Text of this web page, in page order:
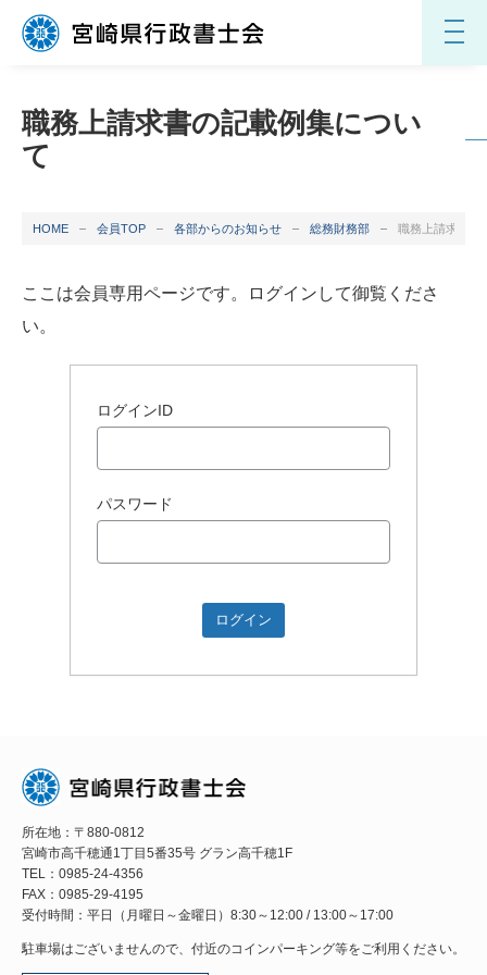
職務上請求書の記載例集につい
て
HOME 会員TOP 各部からのお知らせ 総務財務部 職務上請求書の
ここは会員専用ページです。ログインして御覧くださ
い。
ログインID
パスワード
所在地：〒880-0812
宮崎市高千穂通1丁目5番35号 グラン高千穂1F
TEL：0985-24-4356
FAX：0985-29-4195
受付時間：平日（月曜日～金曜日）8:30～12:00 / 13:00～17:00
駐車場はございませんので、付近のコインパーキング等をご利用ください。